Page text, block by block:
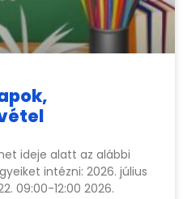
ideje alatt az alábbi
intézni: 2026. július
09:00-12:00 2026.